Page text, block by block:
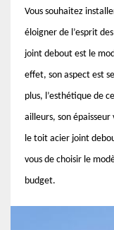
Vous souhaitez
éloigner de l’esprit
joint debout est le
effet, son aspect est
plus, l’esthétique de
ailleurs, son
le toit acier joint
vous de choisir le
budget.